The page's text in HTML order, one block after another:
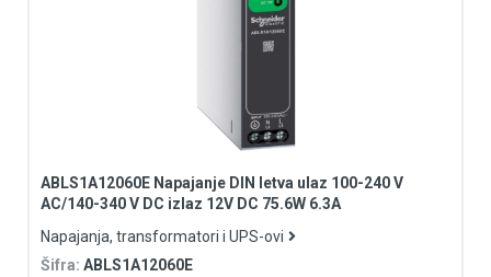
ABLS1A12060E Napajanje DIN letva ulaz 100-240 V
AC/140-340 V DC izlaz 12V DC 75.6W 6.3A
Napajanja, transformatori i UPS-ovi
Šifra: ABLS1A12060E